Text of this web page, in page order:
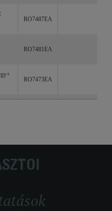
RO7487EA
RO7481EA
RO7473EA
RO7487EA
RO6487EA